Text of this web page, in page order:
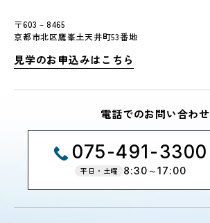
〒603－8465
京都市北区鷹峯土天井町53番地
見学のお申込みはこちら
電話でのお問い合わせ
075-491-3300
平日・土曜 8:30～17:00